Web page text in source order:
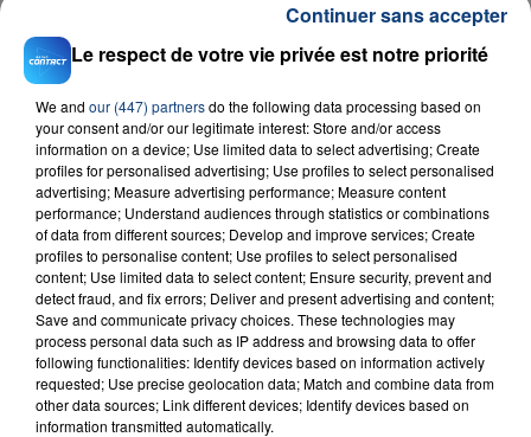
L'utiliastion des eaux de récupération de pluie reste
autorisée sans restriction, sous réserve des
contraintes sanitaires liées à son utilisation.
Paradise
DJ SNAKE & BIPOLAR SUNSHINE
RADIO CONTACT
Le respect de votre vie privée est notre priorité
We and our (447) partnersdo the following data processing based on
your consent and/or our legitimate interest: Store and/or access
information on a device; Use limited data to select advertising; Create
profiles for personalised advertising; Use profiles to select personalised
advertising; Measure advertising performance; Measure content
performance; Understand audiences through statistics or combinations
of data from different sources; Develop and improve services; Create
profiles to personalise content; Use profiles to select personalised
content; Use limited data to select content; Ensure security, prevent and
detect fraud, and fix errors; Deliver and present advertising and content;
Save and communicate privacy choices. These technologies may
process personal data such as IP address and browsing data to offer
following functionalities: Identify devices based on information actively
requested; Use precise geolocation data; Match and combine data from
other data sources; Link different devices; Identify devices based on
information transmitted automatically.
Continuer sans accepter